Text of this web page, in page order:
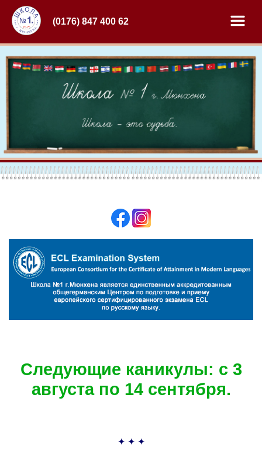
(0176) 847 400 62
Следующие каникулы: с 3
августа по 14 сентября.
✦ ✦ ✦